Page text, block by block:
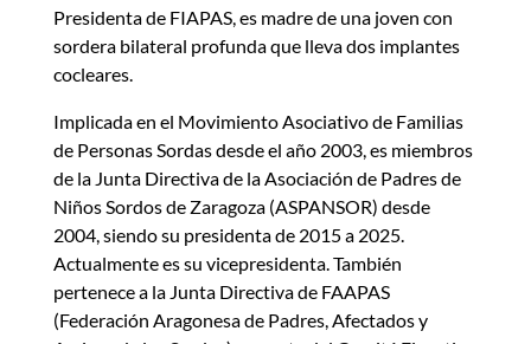
Presidenta de FIAPAS, es madre de una joven con
sordera bilateral profunda que lleva dos implantes
cocleares.
Implicada en el Movimiento Asociativo de Familias
de Personas Sordas desde el año 2003, es miembros
de la Junta Directiva de la Asociación de Padres de
Niños Sordos de Zaragoza (ASPANSOR) desde
2004, siendo su presidenta de 2015 a 2025.
Actualmente es su vicepresidenta. También
pertenece a la Junta Directiva de FAAPAS
(Federación Aragonesa de Padres, Afectados y